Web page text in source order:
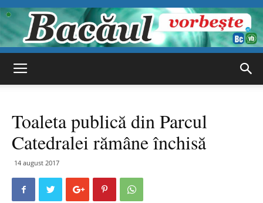
vorbește
Toaleta publică din Parcul
Catedralei rămâne închisă
14 august 2017